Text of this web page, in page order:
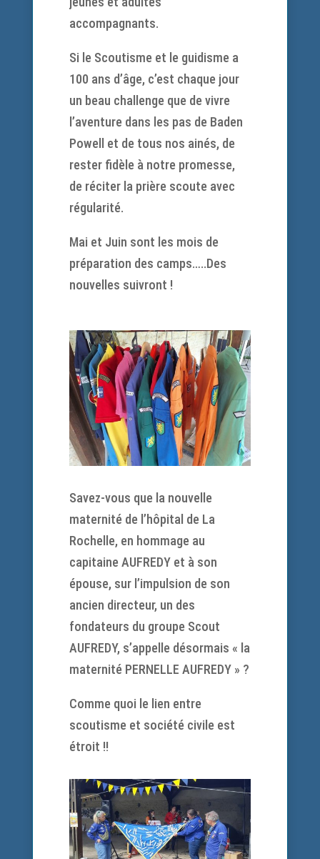
accompagnants.
Si le Scoutisme et le guidisme a
100 ans d’âge, c’est chaque jour
un beau challenge que de vivre
l’aventure dans les pas de Baden
Powell et de tous nos ainés, de
rester fidèle à notre promesse,
de réciter la prière scoute avec
régularité.
Mai et Juin sont les mois de
préparation des camps…..Des
nouvelles suivront !
Savez-vous que la nouvelle
maternité de l’hôpital de La
Rochelle, en hommage au
capitaine AUFREDY et à son
épouse, sur l’impulsion de son
ancien directeur, un des
fondateurs du groupe Scout
AUFREDY, s’appelle désormais « la
maternité PERNELLE AUFREDY » ?
Comme quoi le lien entre
scoutisme et société civile est
étroit !!